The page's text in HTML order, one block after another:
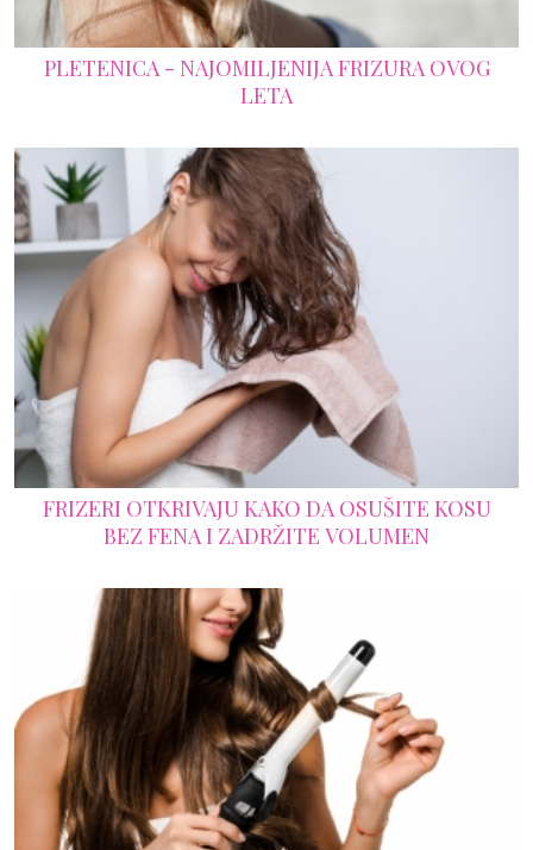
PLETENICA - NAJOMILJENIJA FRIZURA OVOG
LETA
FRIZERI OTKRIVAJU KAKO DA OSUŠITE KOSU
BEZ FENA I ZADRŽITE VOLUMEN